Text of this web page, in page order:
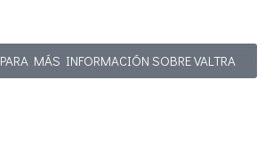
PARA MÁS INFORMACIÓN SOBRE VALTRA